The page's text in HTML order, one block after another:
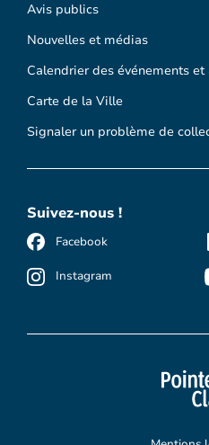
Avis publics
Nouvelles et médias
Calendrier des événements
Carte de la Ville
Signaler un problème de
Suivez-nous !
Facebook
Instagram